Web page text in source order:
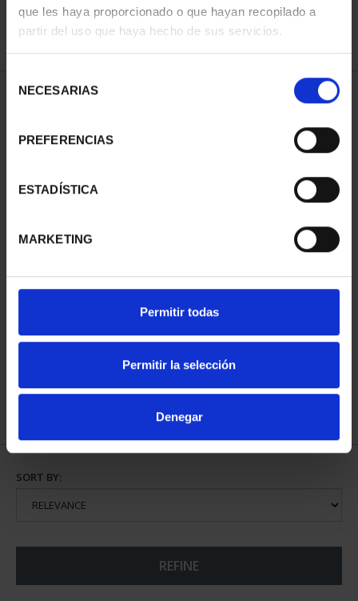
que les haya proporcionado o que hayan recopilado a
partir del uso que haya hecho de sus servicios.
NECESARIAS
PREFERENCIAS
ESTADÍSTICA
MARKETING
Permitir todas
Permitir la selección
Denegar
REFINE
1 Products found
NATIONAL HERITAGE I -
€73.00
SORT BY:
REFINE